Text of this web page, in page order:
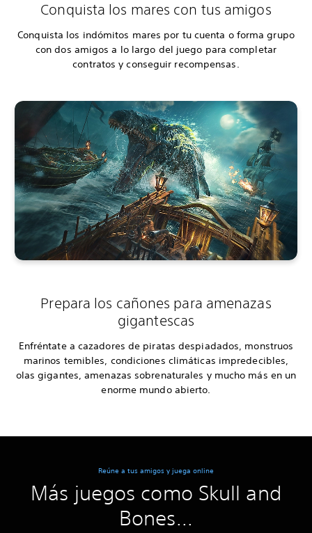
Conquista los mares con tus amigos
Conquista los indómitos mares por tu cuenta o forma grupo
con dos amigos a lo largo del juego para completar
contratos y conseguir recompensas.
Prepara los cañones para amenazas
gigantescas
Enfréntate a cazadores de piratas despiadados, monstruos
marinos temibles, condiciones climáticas impredecibles,
olas gigantes, amenazas sobrenaturales y mucho más en un
enorme mundo abierto.
Reúne a tus amigos y juega online
Más juegos como Skull and
Bones...